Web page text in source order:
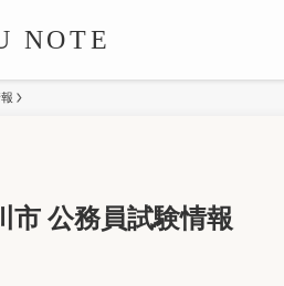
NOTE
市 公務員試験情報